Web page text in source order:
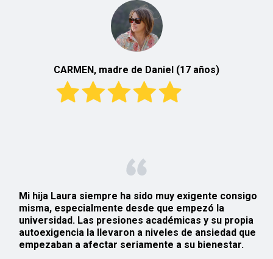
CARMEN, madre de Daniel (17 años)
Mi hija Laura siempre ha sido muy exigente consigo
misma, especialmente desde que empezó la
universidad. Las presiones académicas y su propia
autoexigencia la llevaron a niveles de ansiedad que
empezaban a afectar seriamente a su bienestar.